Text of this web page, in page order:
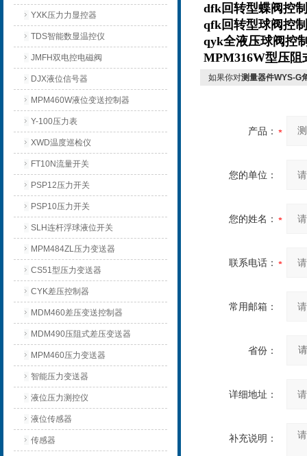
YXK压力力显控器
TDS智能数显温控仪
JMFH双电控电磁阀
DJX液位信号器
MPM460W液位变送控制器
Y-100压力表
XWD温度巡检仪
FT10N流量开关
PSP12压力开关
PSP10压力开关
SLH连杆浮球液位开关
MPM484ZL压力变送器
CS51型压力变送器
CYK差压控制器
MDM460差压变送控制器
MDM490压阻式差压变送器
MPM460压力变送器
智能压力变送器
液位压力测控仪
液位传感器
传感器
dfk回转型蝶阀控
qfk回转型球阀控
qyk全液压球阀控
MPM316W型压阻
如果你对测量器件WYS-G
产品：
您的单位：
您的姓名：
联系电话：
常用邮箱：
省份：
详细地址：
补充说明：